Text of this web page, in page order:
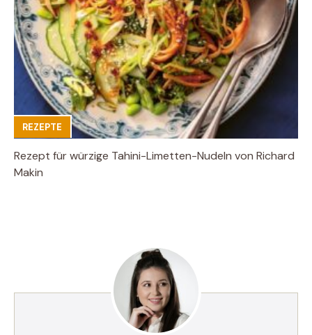
REZEPTE
Rezept für würzige Tahini-Limetten-Nudeln von Richard
Makin